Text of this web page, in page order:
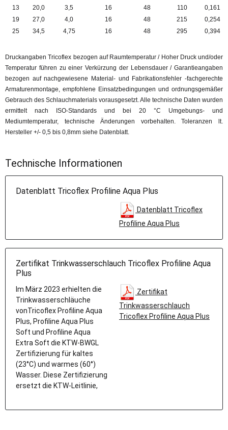
13
20,0 3,5 16 48 110
0,161
19
27,0 4,0 16 48 215
0,254
25
34,5 4,75 16 48 295 0,394
Druckangaben Tricoflex bezogen auf Raumtemperatur / Hoher Druck und/oder
Temperatur führen zu einer Verkürzung der Lebensdauer / Garantieangaben
bezogen auf nachgewiesene Material- und Fabrikationsfehler -fachgerechte
Armaturenmontage, empfohlene Einsatzbedingungen und ordnungsgemäßer
Gebrauch des Schlauchmaterials vorausgesetzt. Alle technische Daten wurden
ermittelt nach ISO-Standards und bei 20 °C Umgebungs- und
Mediumtemperatur, technische Änderungen vorbehalten. Toleranzen lt.
Hersteller +/- 0,5 bis 0,8mm siehe Datenblatt.
Technische Informationen
Datenblatt Tricoflex Profiline Aqua Plus
Datenblatt Tricoflex
Profiline Aqua Plus
Zertifikat Trinkwasserschlauch Tricoflex Profiline Aqua
Plus
Im März 2023 erhielten die
Trinkwasserschläuche
vonTricoflex Profiline Aqua
Plus, Profiline Aqua Plus
Soft und Profiline Aqua
Extra Soft die KTW-BWGL
Zertifizierung für kaltes
(23°C) und warmes (60°)
Wasser. Diese Zertifizierung
ersetzt die KTW-Leitlinie,
Zertifikat
Trinkwasserschlauch
Tricoflex Profiline Aqua Plus